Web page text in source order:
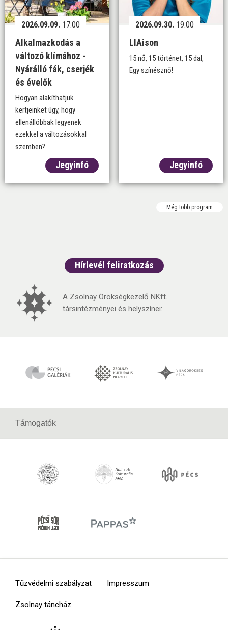
2026.09.09. 17:00
Alkalmazkodás a
változó klímához -
Nyárálló fák, cserjék
és évelők
Hogyan alakíthatjuk
kertjeinket úgy, hogy
ellenállóbbak legyenek
ezekkel a változásokkal
szemben?
Jegyinfó
2026.09.30. 19:00
LIAison
15 nő, 15 történet, 15 dal,
Egy színésznő!
Jegyinfó
Még több program
Hírlevél feliratkozás
A Zsolnay Örökségkezelő NKft.
társintézményei és helyszínei:
Támogatók
Tűzvédelmi szabályzat Impresszum
Zsolnay táncház